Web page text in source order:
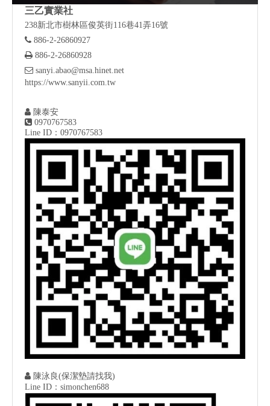
三乙實業社
238新北市樹林區俊英街116巷41弄16號
 886-2-26860927
 886-2-26860928
 sanyi.abao@msa.hinet.net
https://www.sanyii.com.tw
 陳泰安
 0970767583
Line ID：0970767583
 陳泳良(保潔墊請找我)
Line ID：simonchen688